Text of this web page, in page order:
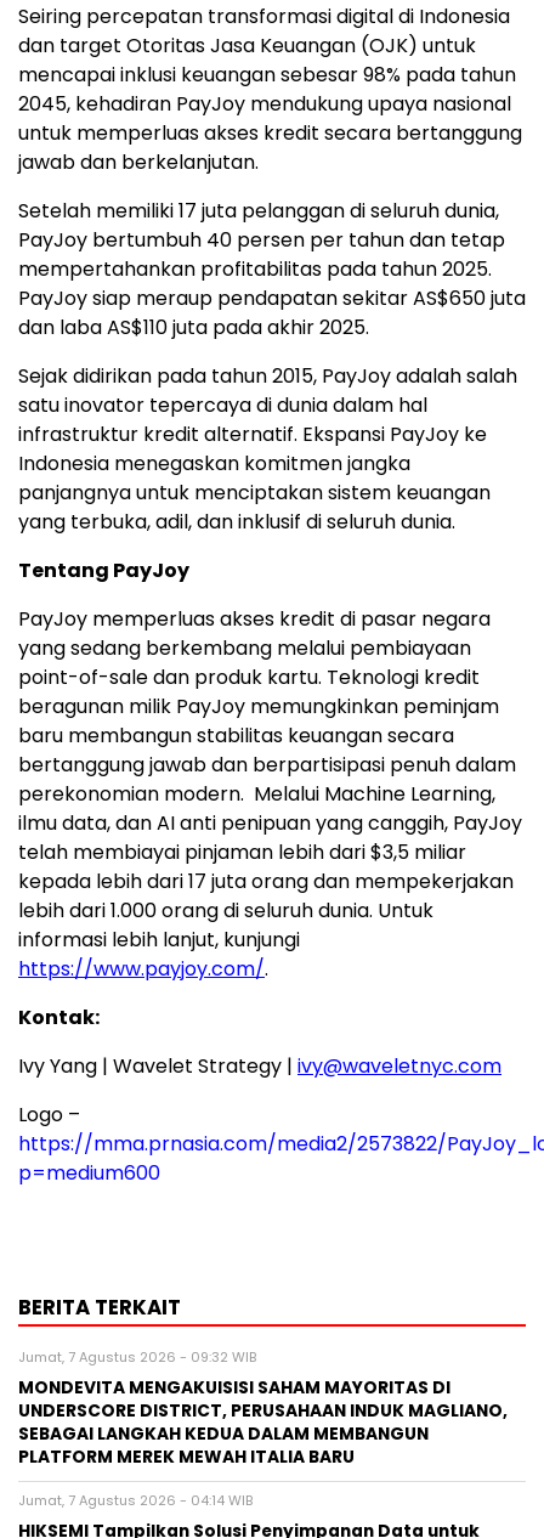
Seiring percepatan transformasi digital di Indonesia
dan target Otoritas Jasa Keuangan (OJK) untuk
mencapai inklusi keuangan sebesar 98% pada tahun
2045, kehadiran PayJoy mendukung upaya nasional
untuk memperluas akses kredit secara bertanggung
jawab dan berkelanjutan.
Setelah memiliki 17 juta pelanggan di seluruh dunia,
PayJoy bertumbuh 40 persen per tahun dan tetap
mempertahankan profitabilitas pada tahun 2025.
PayJoy siap meraup pendapatan sekitar AS$650 juta
dan laba AS$110 juta pada akhir 2025.
Sejak didirikan pada tahun 2015, PayJoy adalah salah
satu inovator tepercaya di dunia dalam hal
infrastruktur kredit alternatif. Ekspansi PayJoy ke
Indonesia menegaskan komitmen jangka
panjangnya untuk menciptakan sistem keuangan
yang terbuka, adil, dan inklusif di seluruh dunia.
Tentang PayJoy
PayJoy memperluas akses kredit di pasar negara
yang sedang berkembang melalui pembiayaan
point-of-sale dan produk kartu. Teknologi kredit
beragunan milik PayJoy memungkinkan peminjam
baru membangun stabilitas keuangan secara
bertanggung jawab dan berpartisipasi penuh dalam
perekonomian modern. Melalui Machine Learning,
ilmu data, dan AI anti penipuan yang canggih, PayJoy
telah membiayai pinjaman lebih dari$3,5 miliar
kepada lebih dari 17 juta orang dan mempekerjakan
lebih dari 1.000 orang di seluruh dunia. Untuk
informasi lebih lanjut, kunjungi
https://www.payjoy.com/.
Kontak:
Ivy Yang | Wavelet Strategy | ivy@waveletnyc.com
Logo –
https://mma.prnasia.com/media2/2573822/
p=medium600
BERITA TERKAIT
Jumat, 7 Agustus 2026 - 09:32 WIB
MONDEVITA MENGAKUISISI SAHAM MAYORITAS DI
UNDERSCORE DISTRICT, PERUSAHAAN INDUK MAGLIANO,
SEBAGAI LANGKAH KEDUA DALAM MEMBANGUN
PLATFORM MEREK MEWAH ITALIA BARU
Jumat, 7 Agustus 2026 - 04:14 WIB
HIKSEMI Tampilkan Solusi Penyimpanan Data untuk